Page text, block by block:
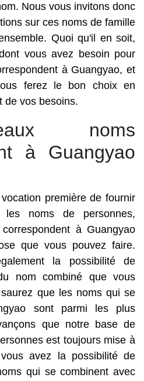
Nous vous invitons donc
sur ces noms de famille
Quoi qu'il en soit,
vous avez besoin pour
à Guangyao, et
ferez le bon choix en
de vos besoins.
noms
à Guangyao
première de fournir
les noms de personnes,
à Guangyao
que vous pouvez faire.
la possibilité de
nom combiné que vous
que les noms qui se
sont parmi les plus
que notre base de
est toujours mise à
avez la possibilité de
qui se combinent avec